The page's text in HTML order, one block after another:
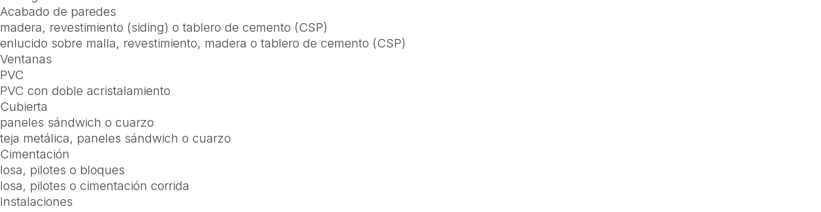
Acabado de paredes
madera, revestimiento (siding) o tablero de cemento (CSP)
enlucido sobre malla, revestimiento, madera o tablero de cemento (CSP)
Ventanas
PVC
PVC con doble acristalamiento
Cubierta
paneles sándwich o cuarzo
teja metálica, paneles sándwich o cuarzo
Cimentación
losa, pilotes o bloques
losa, pilotes o cimentación corrida
Instalaciones